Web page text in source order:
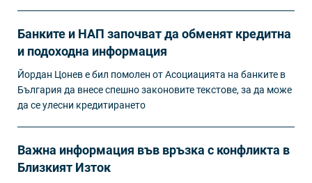
Банките и НАП започват да обменят кредитна
и подоходна информация
Йордан Цонев е бил помолен от Асоциацията на банките в
България да внесе спешно законовите текстове, за да може
да се улесни кредитирането
Важна информация във връзка с конфликта в
Близкият Изток